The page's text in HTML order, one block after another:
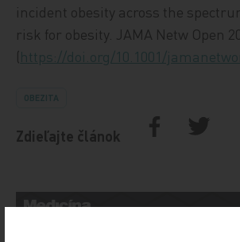
incident obesity across the
risk for obesity. JAMA Netw Open
(https://doi.org/10.1001/
OBEZITA
Zdieľajte článok